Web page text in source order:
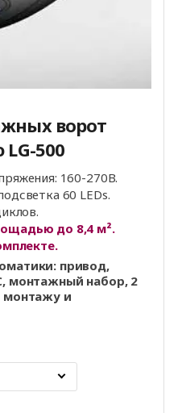
ворот
LG-500
160-270В.
60 LEDs.
до 8,4 м².
привод,
монтажный набор, 2
монтажу и